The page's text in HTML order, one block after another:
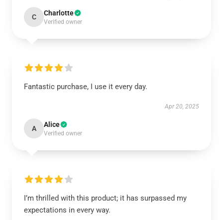
C Charlotte
Verified owner
Fantastic purchase, I use it every day.
Apr 20, 2025
A Alice
Verified owner
I’m thrilled with this product; it has surpassed my
expectations in every way.